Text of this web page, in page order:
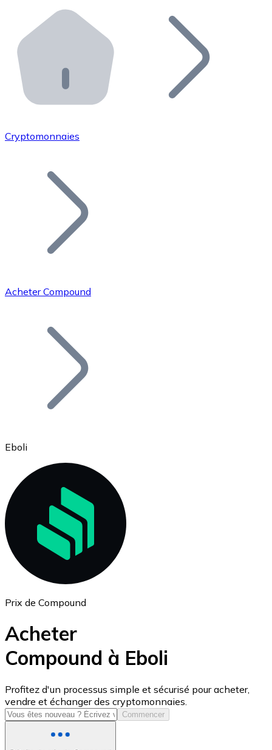
Distributeurs automatiques Bitnovo
Intégrez un ATM Bitnovo dans votre entreprise et
API Bitnovo
Intégrez notre API dans votre écosystème.
Rejoignez notre réseau de distributeurs et
Ajoutez le token de votre projet à notre service
Bitcoin
Ethereum
ETH
USD Coin
USDC
Cryptomonnaies
Acheter Compound
Eboli
Prix de Compound
Acheter
Compound à Eboli
Profitez d'un processus simple et sécurisé pour acheter,
vendre et échanger des cryptomonnaies.
Commencer